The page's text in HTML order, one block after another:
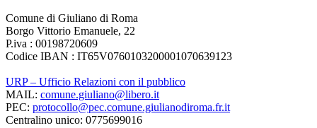
Comune di Giuliano di Roma
Borgo Vittorio Emanuele, 22
P.iva : 00198720609
Codice IBAN : IT65V0760103200001070639123
URP – Ufficio Relazioni con il pubblico
MAIL: comune.giuliano@libero.it
PEC: protocollo@pec.comune.giulianodiroma.fr.it
Centralino unico: 0775699016